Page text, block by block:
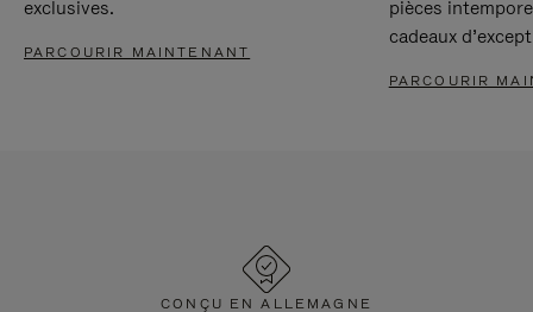
exclusives.
PARCOURIR MAINTENANT
pièces
cadeaux
PARCOURIR
CONÇU EN ALLEMAGNE